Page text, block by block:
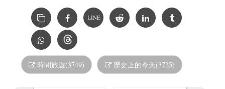
LINE
時間旅遊(3749) 歷史上的今天(3725)